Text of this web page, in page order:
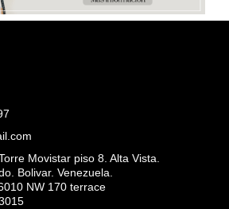
Movistar piso 8. Alta Vista.
Bolivar. Venezuela.
NW 170 terrace